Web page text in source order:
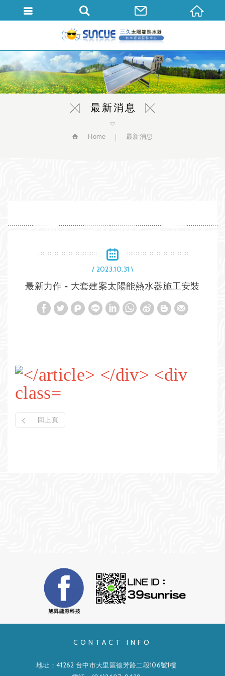
最新消息
Home 最新消息
/ 2023.10.31 \
最新力作 - 大套建案太陽能熱水器施工安裝
回上頁
CONTACT INFO
地址：41262 台中市大里區德芳路二段106號1樓
繁體中文